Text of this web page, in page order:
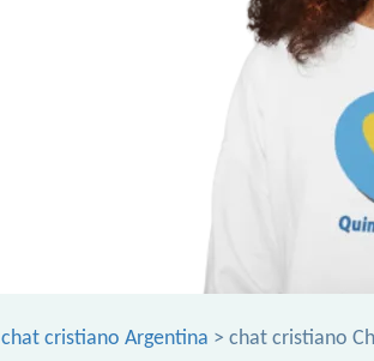
chat cristiano Argentina > chat cristiano